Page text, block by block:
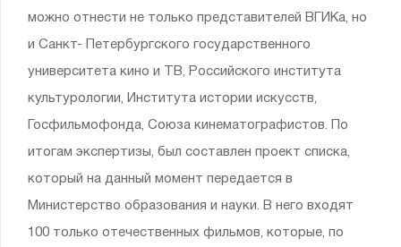
можно отнести не только представителей ВГИКа, но
и Санкт- Петербургского государственного
университета кино и ТВ, Российского института
культурологии, Института истории искусств,
Госфильмофонда, Союза кинематографистов. По
итогам экспертизы, был составлен проект списка,
который на данный момент передается в
Министерство образования и науки. В него входят
100 только отечественных фильмов, которые, по